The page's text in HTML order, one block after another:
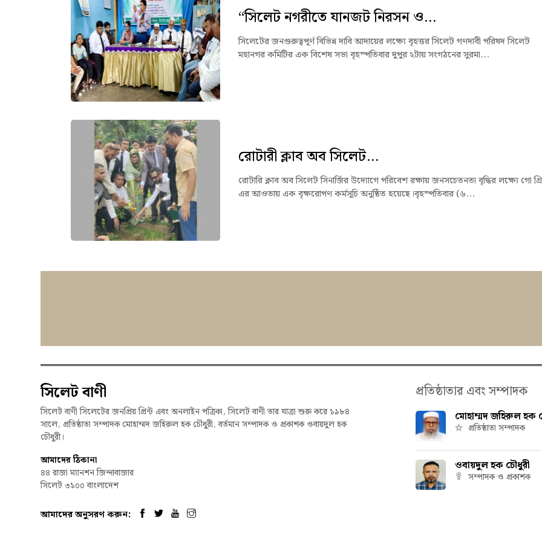
“সিলেট নগরীতে যানজট নিরসন ও...
সিলেটের জনগুরুত্বপূর্ণ বিভিন্ন দাবি আদায়ের লক্ষ্যে বৃহত্তর সিলেট গণদাবী পরিষদ সিলেট
মহানগর কমিটির এক বিশেষ সভা বৃহস্পতিবার দুপুর ২টায় সংগঠনের সুরমা...
রোটারী ক্লাব অব সিলেট...
রোটারি ক্লাব অব সিলেট সিনার্জির উদ্যোগে পরিবেশ রক্ষায় জনসচেতনতা বৃদ্ধির লক্ষ্যে গো
এর আওতায় এক বৃক্ষরোপণ কর্মসূচি অনুষ্ঠিত হয়েছে।বৃহস্পতিবার (৬...
সিলেট বাণী
সিলেট বাণী সিলেটের জনপ্রিয় প্রিন্ট এবং অনলাইন পত্রিকা, সিলেট বাণী তার যাত্রা শুরু করে ১৯৮৪
সালে, প্রতিষ্ঠাতা সম্পাদক মোহাম্মদ জহিরুল হক চৌধুরী, বর্তমান সম্পাদক ও প্রকাশক ওবায়দুল হক
চৌধুরী।
আমাদের ঠিকানা
৪৪ রাজা ম্যানশন জিন্দাবাজার
সিলেট ৩১০০ বাংলাদেশ
আমাদের অনুসরণ করুন:
প্রতিষ্ঠাতার এবং সম্পাদক
মোহাম্মদ জহিরুল হক
প্রতিষ্ঠাতা সম্পাদক
ওবায়দুল হক চৌধুরী
সম্পাদক ও প্রকাশক